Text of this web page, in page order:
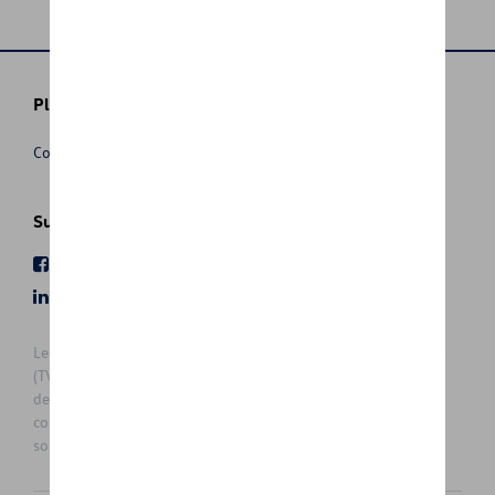
Plus d'informations
Conditions de vente
Suivez nous
Les prix affichés sur le présent site sont des prix recommandés
(TVAc), hors éventuels frais de montage. Pour connaitre le prix
de vente actuel et les éventuels frais de montage, veuillez
contacter votre concessionnaire/agent. Les prix recommandés
sont sujets à des changements sans préavis.